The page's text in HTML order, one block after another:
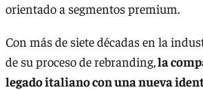
orientado a segmentos premium.
Con más de siete décadas en la
de su proceso de rebranding,la
legado italiano con una nueva